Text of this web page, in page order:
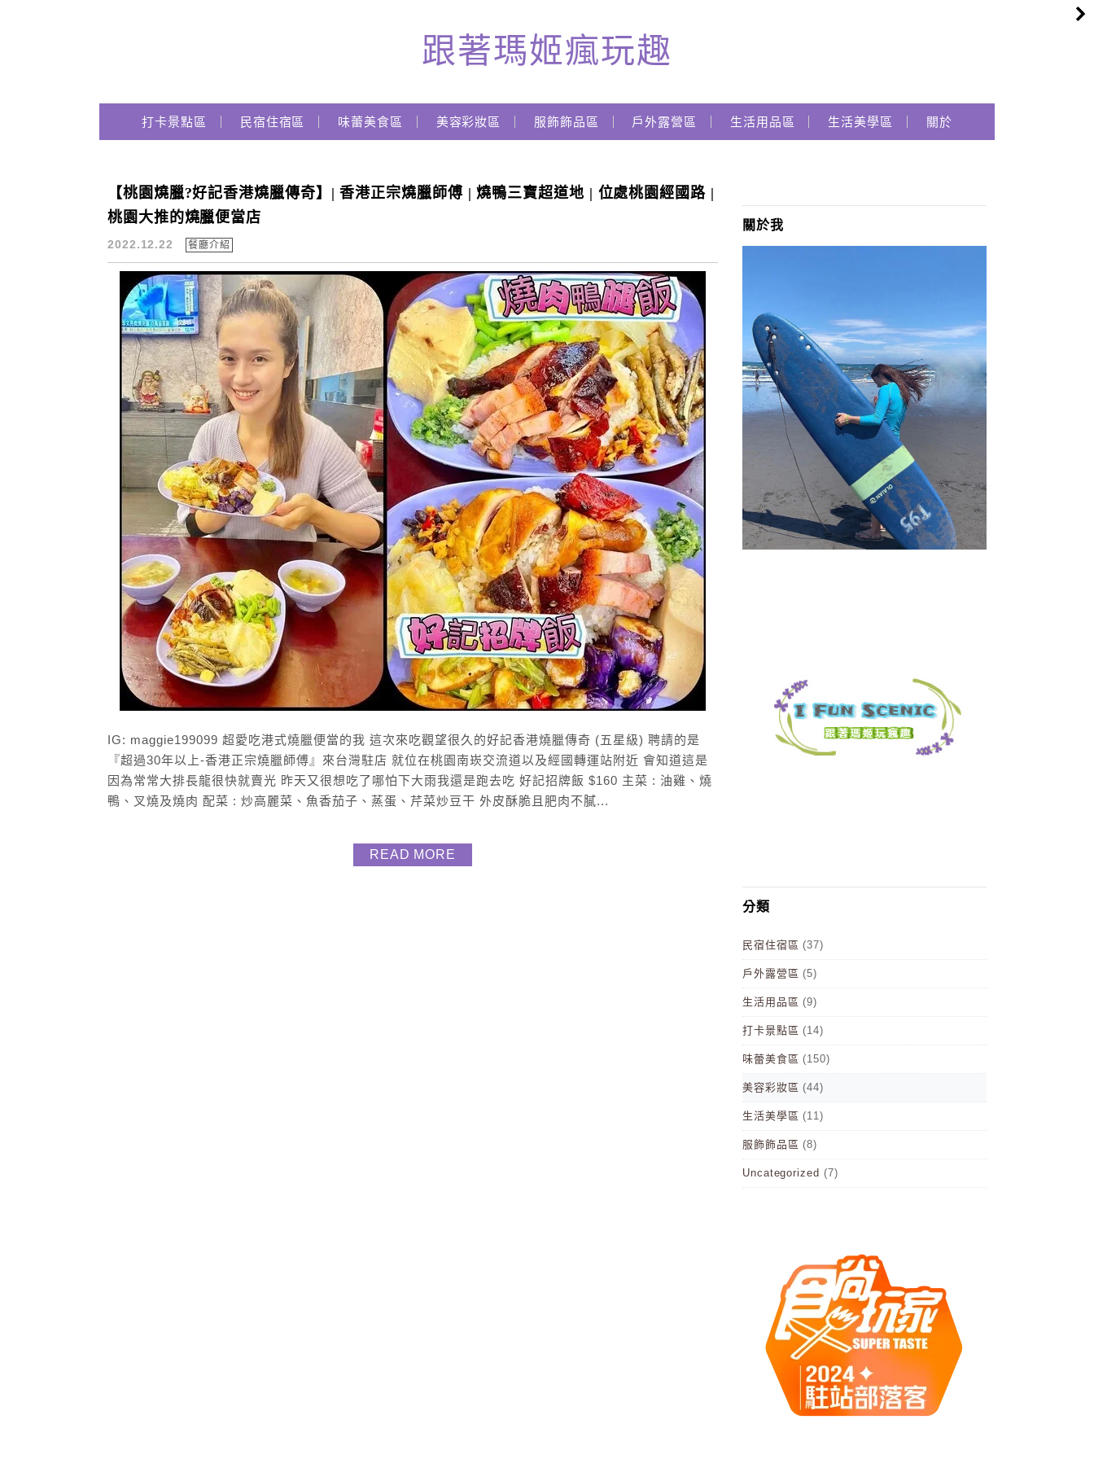
跟著瑪姬瘋玩趣
跟著瑪姬瘋玩趣
Main Menu
打卡景點區 民宿住宿區 味蕾美食區 美容彩妝區 服飾飾品區 戶外露營區 生活用品區 生活美學區 關於
叉燒招牌飯
【桃園燒臘?好記香港燒臘傳奇】| 香港正宗燒臘師傅 | 燒鴨三寶超道地 | 位處桃園經國路 |
桃園大推的燒臘便當店
2022.12.22 餐廳介紹
IG: maggie199099 超愛吃港式燒臘便當的我 這次來吃觀望很久的好記香港燒臘傳奇 (五星級) 聘請的是
『超過30年以上-香港正宗燒臘師傅』來台灣駐店 就位在桃園南崁交流道以及經國轉運站附近 會知道這是
因為常常大排長龍很快就賣光 昨天又很想吃了哪怕下大雨我還是跑去吃 好記招牌飯 $160 主菜 : 油雞、燒
鴨、叉燒及燒肉 配菜 : 炒高麗菜、魚香茄子、蒸蛋、芹菜炒豆干 外皮酥脆且肥肉不膩...
READ MORE
關於我
分類
民宿住宿區 (37)
戶外露營區 (5)
生活用品區 (9)
打卡景點區 (14)
味蕾美食區 (150)
美容彩妝區 (44)
生活美學區 (11)
服飾飾品區 (8)
Uncategorized (7)